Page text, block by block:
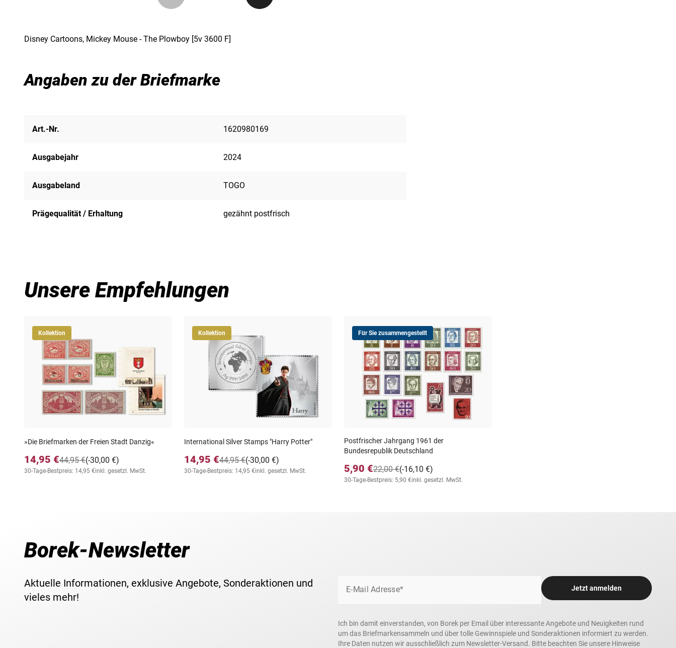
Disney Cartoons, Mickey Mouse - The Plowboy [5v 3600 F]
Angaben zu der Briefmarke
Art.-Nr. 1620980169
Ausgabejahr 2024
Ausgabeland TOGO
Prägequalität / Erhaltung gezähnt postfrisch
Unsere Empfehlungen
Kollektion
»Die Briefmarken der Freien Stadt Danzig«
14,95 € (-30,00 €)
44,95 €
30-Tage-Bestpreis: 14,95 €inkl. gesetzl. MwSt.
Kollektion
International Silver Stamps "Harry Potter"
14,95 € (-30,00 €)
44,95 €
30-Tage-Bestpreis: 14,95 €inkl. gesetzl. MwSt.
Für Sie zusammengestellt
Postfrischer Jahrgang 1961 der
Bundesrepublik Deutschland
5,90 € (-16,10 €)
22,00 €
30-Tage-Bestpreis: 5,90 €inkl. gesetzl. MwSt.
Borek-Newsletter
Aktuelle Informationen, exklusive Angebote, Sonderaktionen und
vieles mehr!
E-Mail Adresse* Jetzt anmelden
Ich bin damit einverstanden, von Borek per Email über interessante Angebote und Neuigkeiten rund
um das Briefmarkensammeln und über tolle Gewinnspiele und Sonderaktionen informiert zu werden.
Ihre Daten nutzen wir ausschließlich zum Newsletter-Versand. Bitte beachten Sie unsere Hinweise